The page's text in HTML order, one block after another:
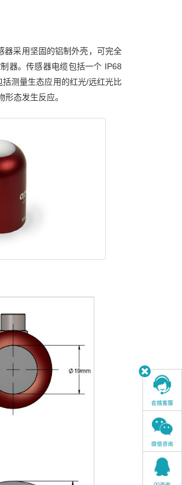
器采用坚固的铝制外壳，可完全
器。传感器电缆包括一个 IP68
测量生态应用的红光/远红光比
态发生反应。